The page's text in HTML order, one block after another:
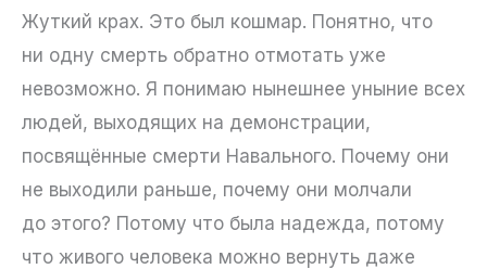
Жуткий крах. Это был кошмар. Понятно, что
ни одну смерть обратно отмотать уже
невозможно. Я понимаю нынешнее уныние всех
людей, выходящих на демонстрации,
посвящённые смерти Навального. Почему они
не выходили раньше, почему они молчали
до этого? Потому что была надежда, потому
что живого человека можно вернуть даже